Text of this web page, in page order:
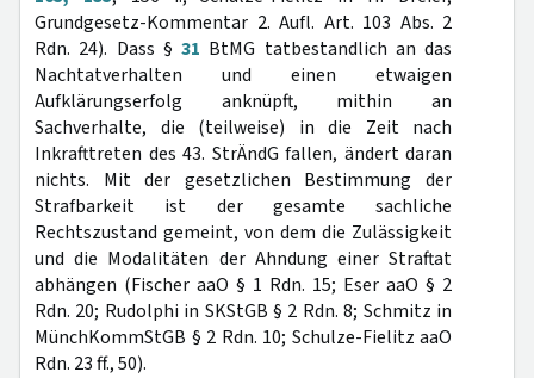
Grundgesetz-Kommentar 2. Aufl. Art. 103 Abs. 2
Rdn. 24). Dass § 31 BtMG tatbestandlich an das
Nachtatverhalten und einen etwaigen
Aufklärungserfolg anknüpft, mithin an
Sachverhalte, die (teilweise) in die Zeit nach
Inkrafttreten des 43. StrÄndG fallen, ändert daran
nichts. Mit der gesetzlichen Bestimmung der
Strafbarkeit ist der gesamte sachliche
Rechtszustand gemeint, von dem die Zulässigkeit
und die Modalitäten der Ahndung einer Straftat
abhängen (Fischer aaO § 1 Rdn. 15; Eser aaO § 2
Rdn. 20; Rudolphi in SKStGB § 2 Rdn. 8; Schmitz in
MünchKommStGB § 2 Rdn. 10; Schulze-Fielitz aaO
Rdn. 23 ff., 50).